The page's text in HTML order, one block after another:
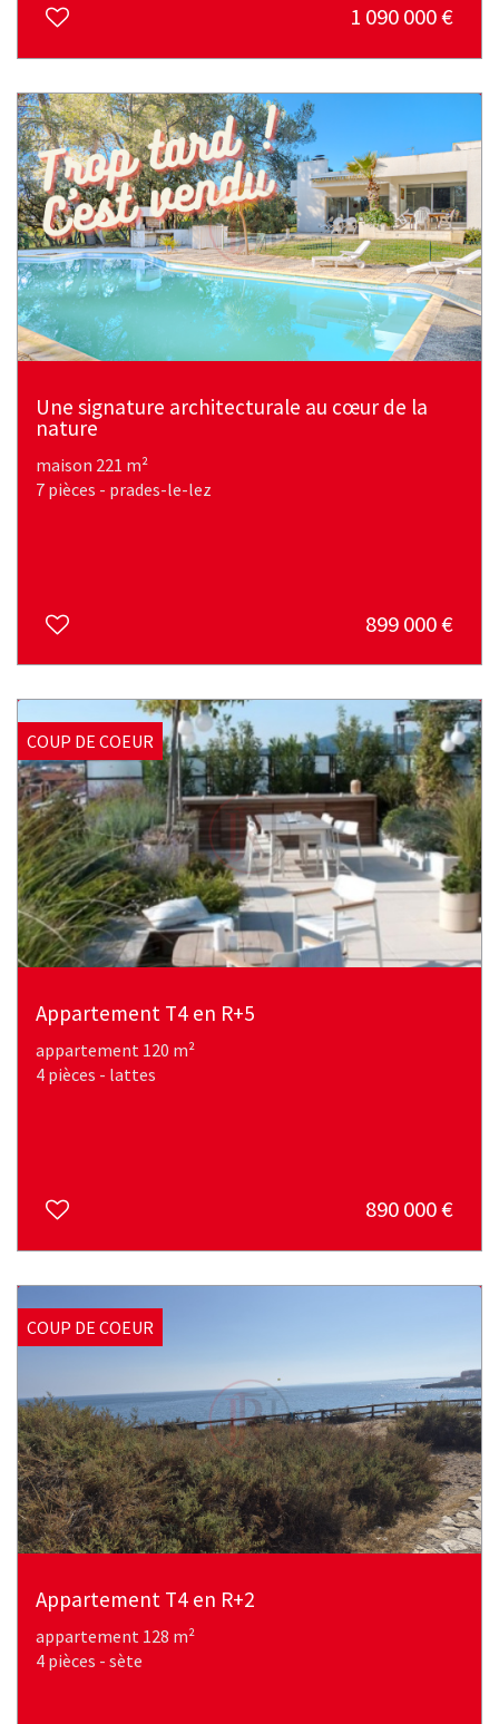
1 090 000€
Une signature architecturale au cœur de la
nature
maison 221 m²
7 pièces - prades-le-lez
899 000€
COUP DE COEUR
Appartement T4 en R+5
appartement 120 m²
4 pièces - lattes
890 000€
COUP DE COEUR
Appartement T4 en R+2
appartement 128 m²
4 pièces - sète